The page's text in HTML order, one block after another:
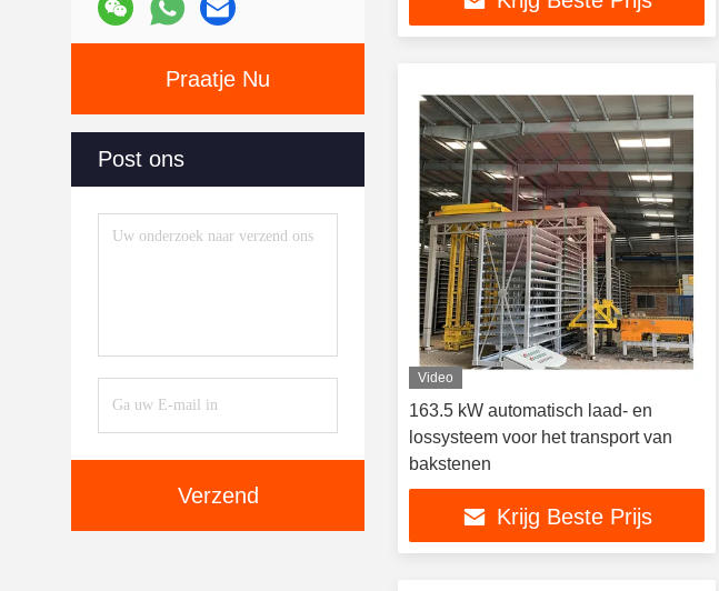
Praatje Nu
Post ons
Verzend
Video
163.5 kW automatisch laad- en
lossysteem voor het transport van
bakstenen
Krijg Beste Prijs